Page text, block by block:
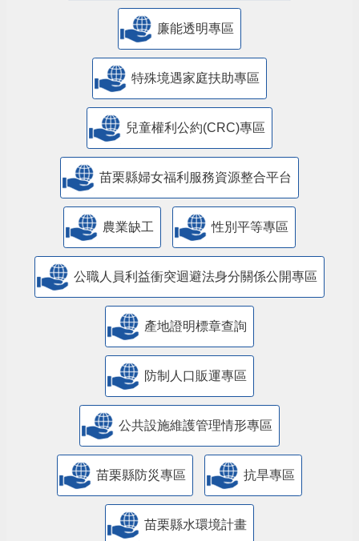
廉能透明專區
特殊境遇家庭扶助專區
兒童權利公約(CRC)專區
苗栗縣婦女福利服務資源整合平台
農業缺工 性別平等專區
公職人員利益衝突迴避法身分關係公開專區
產地證明標章查詢
防制人口販運專區
​公共設施維護管理情形專區
苗栗縣防災專區 抗旱專區
苗栗縣水環境計畫